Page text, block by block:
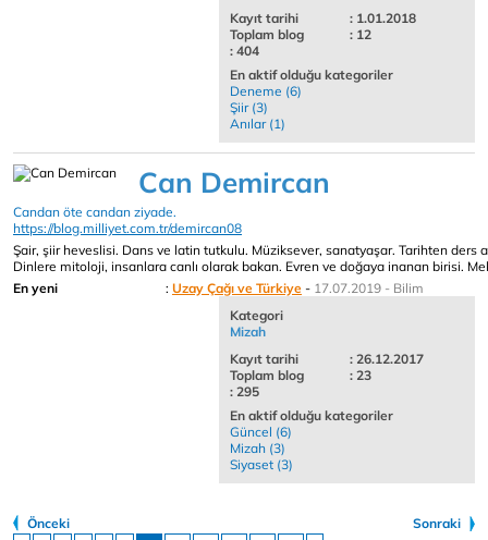
Kayıt tarihi
: 1.01.2018
Toplam blog
: 12
: 404
En aktif olduğu kategoriler
Deneme (6)
Şiir (3)
Anılar (1)
Can Demircan
Candan öte candan ziyade.
https://blog.milliyet.com.tr/demircan08
Şair, şiir heveslisi. Dans ve latin tutkulu. Müziksever, sanatyaşar. Tarihten ders
Dinlere mitoloji, insanlara canlı olarak bakan. Evren ve doğaya inanan birisi.
En yeni
: Uzay Çağı ve Türkiye - 17.07.2019 - Bilim
Kategori
Mizah
Kayıt tarihi
: 26.12.2017
Toplam blog
: 23
: 295
En aktif olduğu kategoriler
Güncel (6)
Mizah (3)
Siyaset (3)
Önceki
Sonraki